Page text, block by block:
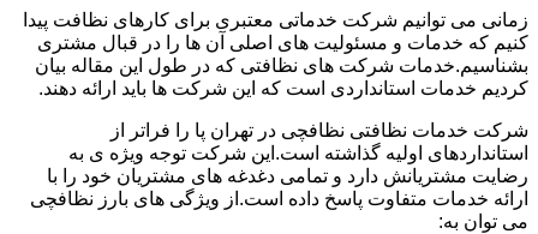
زمانی می توانیم شرکت خدماتی معتبری برای کارهای نظافت پیدا
کنیم که خدمات و مسئولیت های اصلی آن ها را در قبال مشتری
بشناسیم.خدمات شرکت های نظافتی که در طول این مقاله بیان
کردیم خدمات استانداردی است که این شرکت ها باید ارائه دهند.
شرکت خدمات نظافتی نظافچی در تهران پا را فراتر از
استانداردهای اولیه گذاشته است.این شرکت توجه ویژه ی به
رضایت مشتریانش دارد و تمامی دغدغه های مشتریان خود را با
ارائه خدمات متفاوت پاسخ داده است.از ویژگی های بارز نظافچی
می توان به: